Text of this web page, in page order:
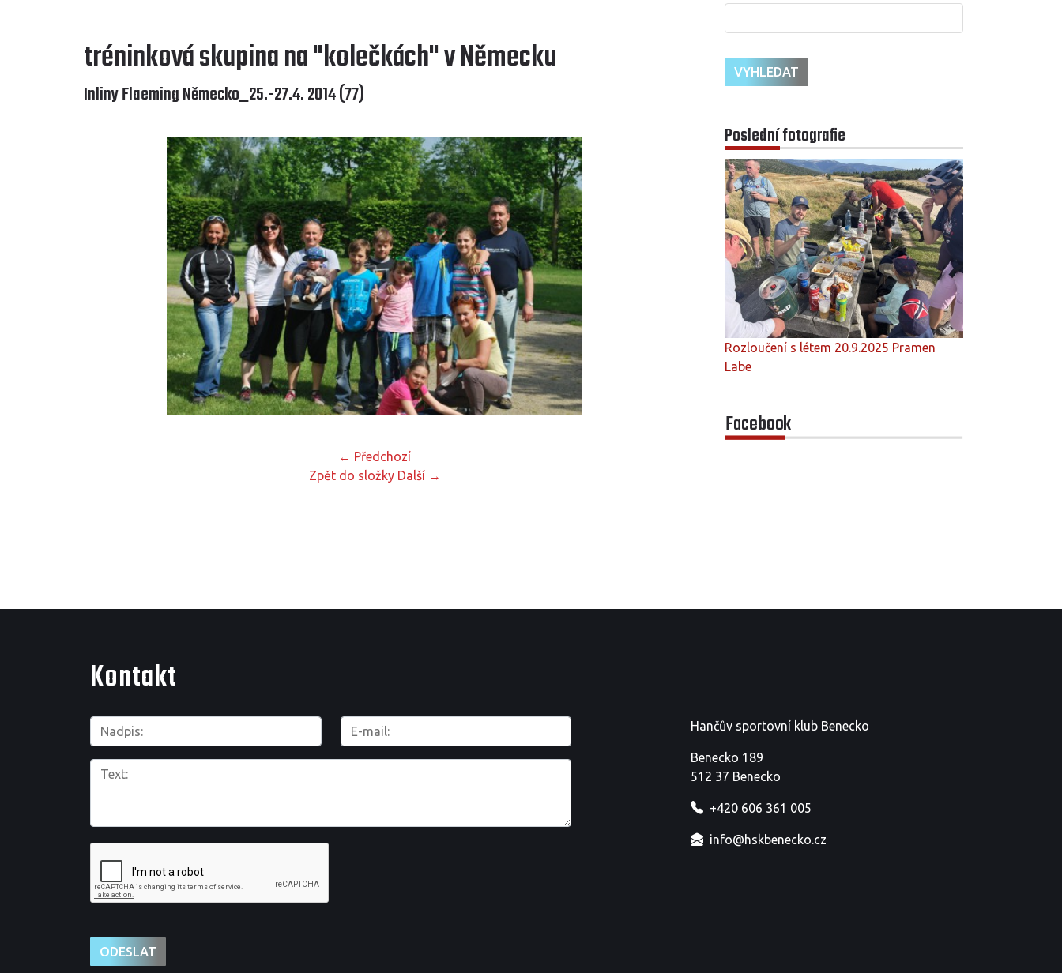
tréninková skupina na "kolečkách" v Německu
Inliny Flaeming Německo_25.-27.4. 2014 (77)
← Předchozí
Zpět do složky Další →
Poslední fotografie
Rozloučení s létem 20.9.2025 Pramen
Labe
Facebook
Kontakt
Hančův sportovní klub Benecko
Benecko 189
512 37 Benecko
+420 606 361 005
info@hskbenecko.cz